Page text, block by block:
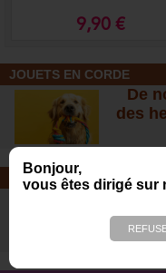
Bonjour,
vous êtes dirigé sur
9,90 €
JOUETS EN CORDE
De
des
SOINS ET SHAMPOOING